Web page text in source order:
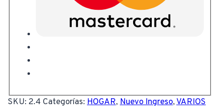
SKU: 2.4 Categorías: HOGAR, Nuevo Ingreso,VARIOS